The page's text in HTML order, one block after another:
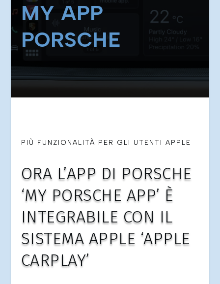
MY APP
PORSCHE
PIÙ FUNZIONALITÀ PER GLI UTENTI APPLE
ORA L’APP DI PORSCHE
‘MY PORSCHE APP’ È
INTEGRABILE CON IL
SISTEMA APPLE ‘APPLE
CARPLAY’